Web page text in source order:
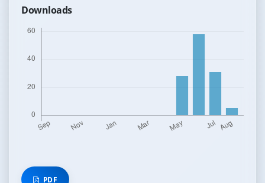
Downloads
PDF